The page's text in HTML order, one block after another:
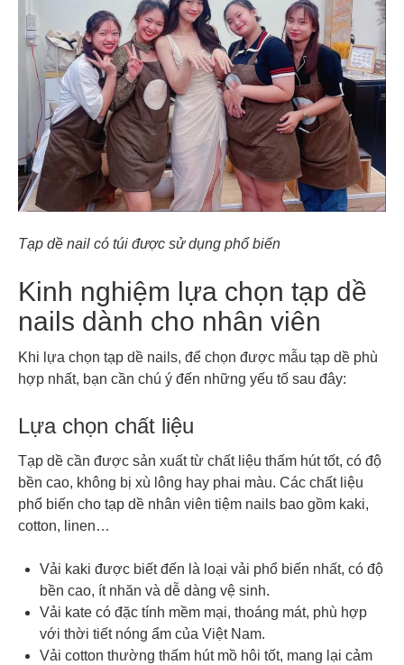
Tạp dề nail có túi được sử dụng phổ biến
Kinh nghiệm lựa chọn tạp dề
nails dành cho nhân viên
Khi lựa chọn tạp dề nails, để chọn được mẫu tạp dề phù
hợp nhất, bạn cần chú ý đến những yếu tố sau đây:
Lựa chọn chất liệu
Tạp dề cần được sản xuất từ chất liệu thấm hút tốt, có độ
bền cao, không bị xù lông hay phai màu. Các chất liệu
phổ biến cho tạp dề nhân viên tiệm nails bao gồm kaki,
cotton, linen…
Vải kaki được biết đến là loại vải phổ biến nhất, có độ
bền cao, ít nhăn và dễ dàng vệ sinh.
Vải kate có đặc tính mềm mại, thoáng mát, phù hợp
với thời tiết nóng ẩm của Việt Nam.
Vải cotton thường thấm hút mồ hôi tốt, mang lại cảm